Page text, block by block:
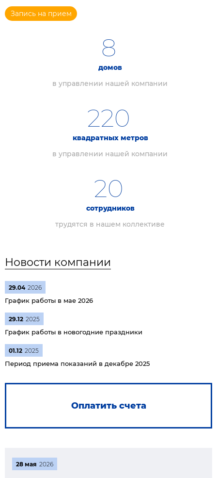
Запись на прием
8
домов
в управлении нашей компании
220
квадратных метров
в управлении нашей компании
20
сотрудников
трудятся в нашем коллективе
Новости компании
29.04 2026
График работы в мае 2026
29.12 2025
График работы в новогодние праздники
01.12 2025
Период приема показаний в декабре 2025
Оплатить счета
28 мая 2026